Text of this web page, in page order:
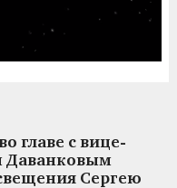
главе с вице-
Даванковым
Сергею